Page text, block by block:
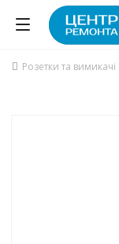
Розетки та вимикачі